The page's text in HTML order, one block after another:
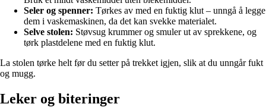
Seler og spenner: Tørkes av med en fuktig klut – unngå å legge
dem i vaskemaskinen, da det kan svekke materialet.
Selve stolen: Støvsug krummer og smuler ut av sprekkene, og
tørk plastdelene med en fuktig klut.
La stolen tørke helt før du setter på trekket igjen, slik at du unngår fukt
og mugg.
Leker og biteringer